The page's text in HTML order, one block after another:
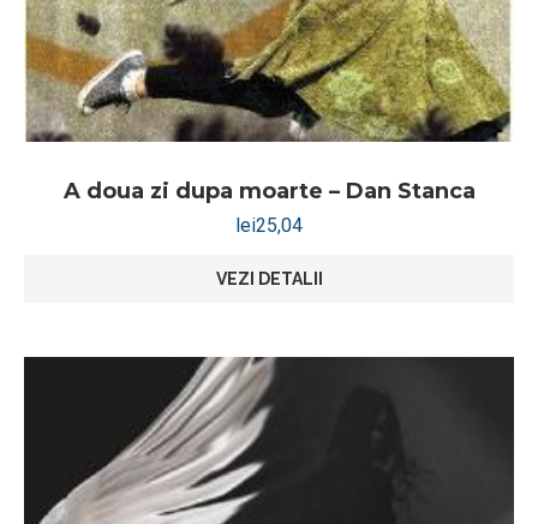
A doua zi dupa moarte – Dan Stanca
lei25,04
VEZI DETALII